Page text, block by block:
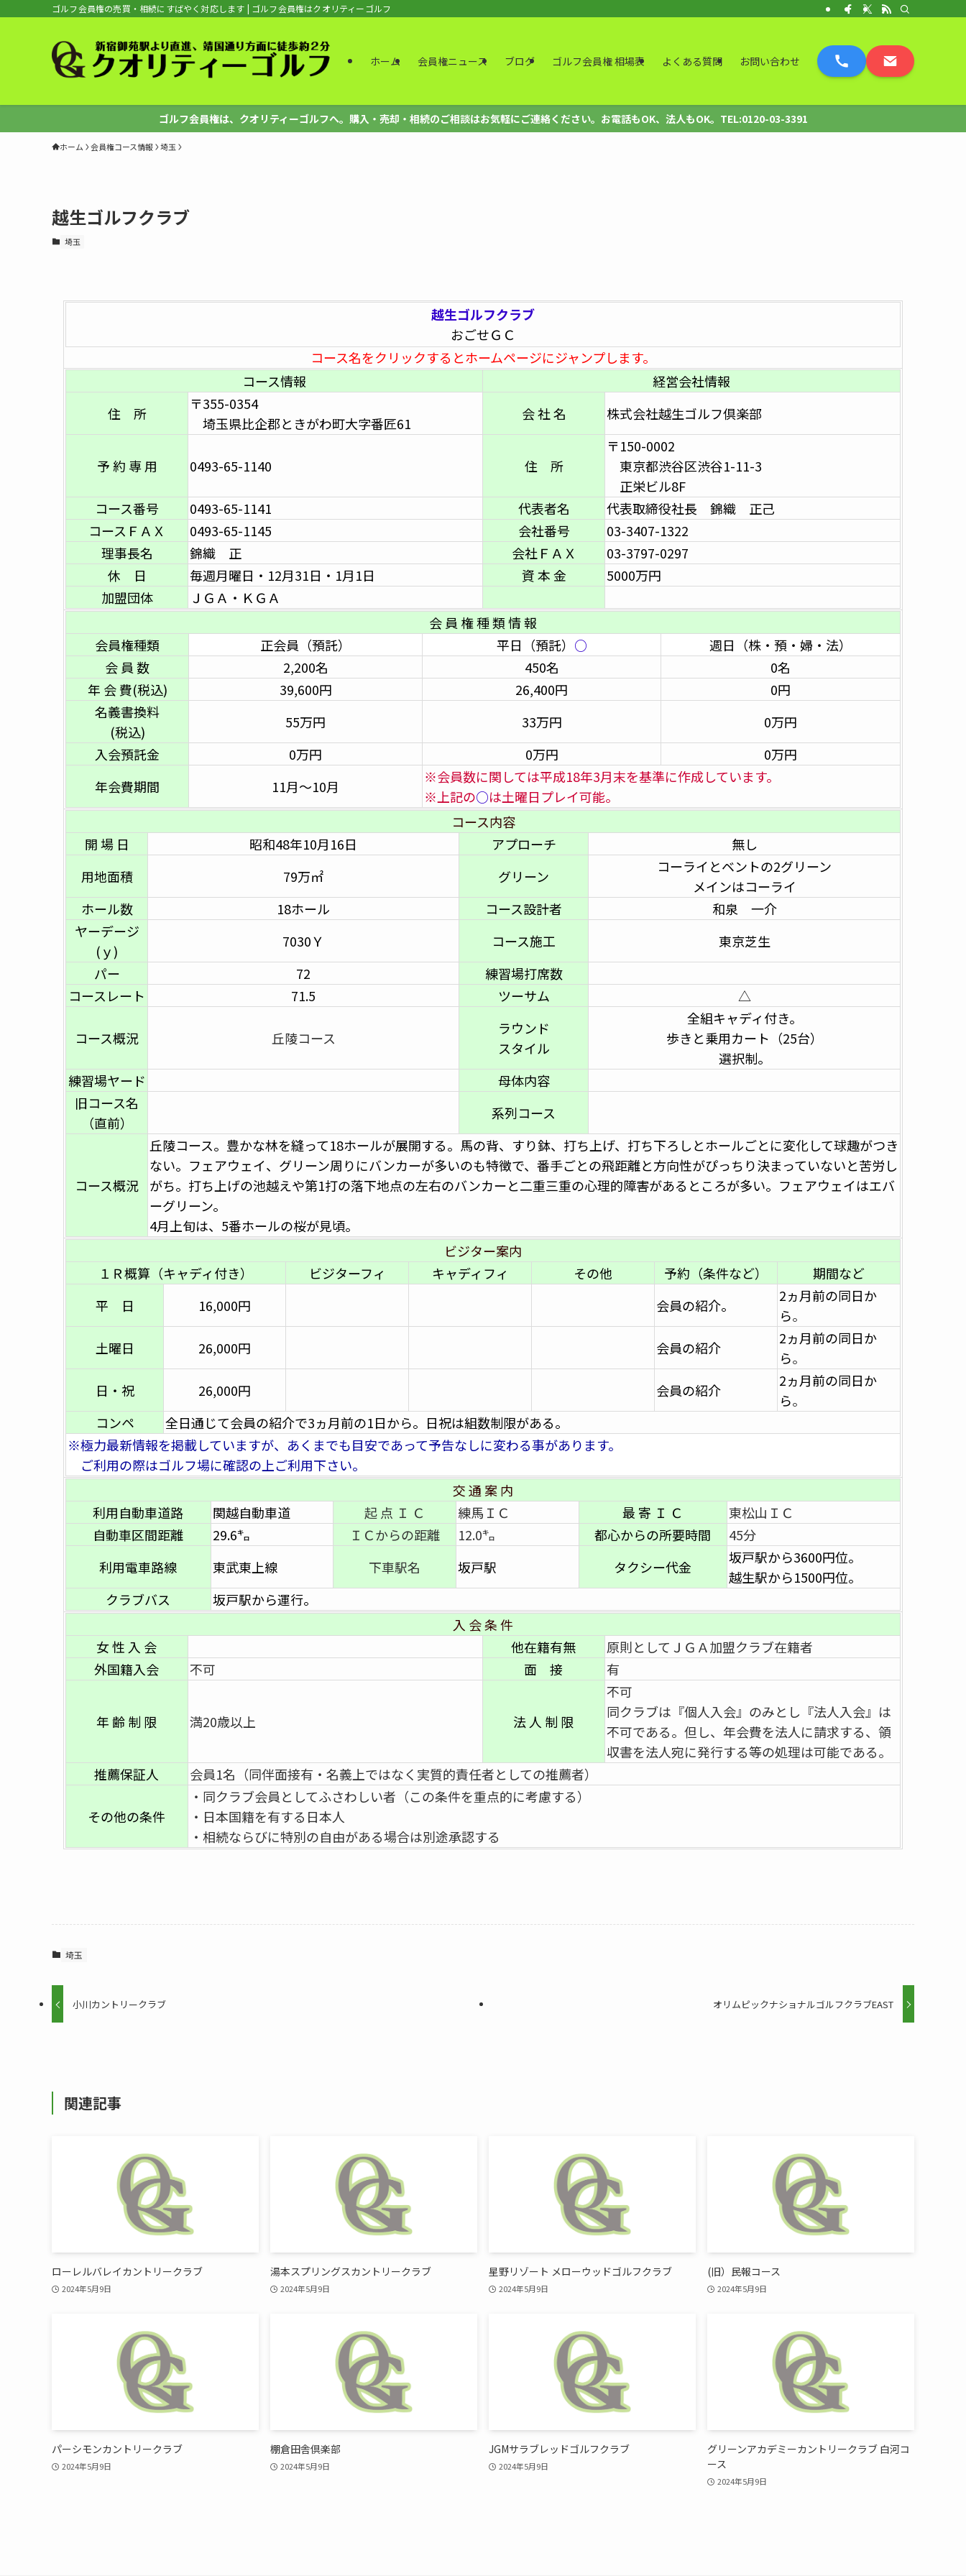
ゴルフ会員権の売買・相続にすばやく対応します | ゴルフ会員権はクオリティーゴルフ
ホーム 会員権ニュース ブログ ゴルフ会員権 相場表 よくある質問 お問い合わせ
ゴルフ会員権は、クオリティーゴルフへ。購入・売却・相続のご相談はお気軽にご連絡ください。お電話もOK、法人もOK。TEL:0120-03-3391
ホーム 会員権コース情報 埼玉
越生ゴルフクラブ
埼玉
越生ゴルフクラブ
おごせＧＣ
コース名をクリックするとホームページにジャンプします。
コース情報
経営会社情報
住 所
〒355-0354
埼玉県比企郡ときがわ町大字番匠61
会 社 名 株式会社越生ゴルフ倶楽部
予 約 専 用 0493-65-1140 住 所
〒150-0002
東京都渋谷区渋谷1-11-3
正栄ビル8F
コース番号
0493-65-1141 代表者名
代表取締役社長 錦織 正己
コースＦＡＸ
0493-65-1145 会社番号
03-3407-1322
理事長名
錦織 正 会社ＦＡＸ
03-3797-0297
休 日
毎週月曜日・12月31日・1月1日 資 本 金
5000万円
加盟団体
ＪＧＡ・ＫＧＡ
会 員 権 種 類 情 報
会員権種類
正会員（預託） 平日（預託） ○
週日（株・預・婦・法）
会 員 数
2,200名 450名
0名
年 会 費(税込)
39,600円 26,400円
0円
名義書換料
(税込)
55万円 33万円
0万円
入会預託金
0万円 0万円
0万円
年会費期間
11月～10月
※会員数に関しては平成18年3月末を基準に作成しています。
※上記の○は土曜日プレイ可能。
コース内容
開 場 日
昭和48年10月16日 アプローチ
無し
用地面積
79万㎡ グリーン
コーライとベントの2グリーン
メインはコーライ
ホール数
18ホール コース設計者
和泉 一介
ヤーデージ
(ｙ)
7030Ｙ コース施工
東京芝生
パー
72
練習場打席数
コースレート
71.5 ツーサム △
コース概況 丘陵コース
ラウンド
スタイル
全組キャディ付き。
歩きと乗用カート（25台）
選択制。
練習場ヤード
母体内容
旧コース名
（直前）
系列コース
コース概況
丘陵コース。豊かな林を縫って18ホールが展開する。馬の背、すり鉢、打ち上げ、打ち下ろしとホールごとに変化して球趣がつき
ない。フェアウェイ、グリーン周りにバンカーが多いのも特徴で、番手ごとの飛距離と方向性がぴっちり決まっていないと苦労し
がち。打ち上げの池越えや第1打の落下地点の左右のバンカーと二重三重の心理的障害があるところが多い。フェアウェイはエバ
ーグリーン。
4月上旬は、5番ホールの桜が見頃。
ビジター案内
１Ｒ概算（キャディ付き）
ビジターフィ キャディフィ その他 予約（条件など）
期間など
平 日
16,000円 会員の紹介。
2ヵ月前の同日か
ら。
土曜日
26,000円 会員の紹介
2ヵ月前の同日か
ら。
日・祝
26,000円 会員の紹介
2ヵ月前の同日か
ら。
コンペ
全日通じて会員の紹介で3ヵ月前の1日から。日祝は組数制限がある。
※極力最新情報を掲載していますが、あくまでも目安であって予告なしに変わる事があります。
ご利用の際はゴルフ場に確認の上ご利用下さい。
交 通 案 内
利用自動車道路
関越自動車道 起 点 Ｉ Ｃ 練馬ＩＣ 最 寄 Ｉ Ｃ
東松山ＩＣ
自動車区間距離
29.6㌔ ＩＣからの距離 12.0㌔ 都心からの所要時間
45分
利用電車路線
東武東上線 下車駅名 坂戸駅 タクシー代金
坂戸駅から3600円位。
越生駅から1500円位。
クラブバス
坂戸駅から運行。
入 会 条 件
女 性 入 会
他在籍有無
原則としてＪＧＡ加盟クラブ在籍者
外国籍入会
不可 面 接 有
年 齢 制 限 満20歳以上 法 人 制 限
不可
同クラブは『個人入会』のみとし『法人入会』は
不可である。但し、年会費を法人に請求する、領
収書を法人宛に発行する等の処理は可能である。
推薦保証人
会員1名（同伴面接有・名義上ではなく実質的責任者としての推薦者）
その他の条件
・同クラブ会員としてふさわしい者（この条件を重点的に考慮する）
・日本国籍を有する日本人
・相続ならびに特別の自由がある場合は別途承認する
埼玉
小川カントリークラブ オリムピックナショナルゴルフクラブEAST
関連記事
ローレルバレイカントリークラブ
2024年5月9日
湯本スプリングスカントリークラブ
2024年5月9日
星野リゾート メローウッドゴルフクラブ
2024年5月9日
(旧）民報コース
2024年5月9日
パーシモンカントリークラブ
2024年5月9日
棚倉田舎倶楽部
2024年5月9日
JGMサラブレッドゴルフクラブ
2024年5月9日
グリーンアカデミーカントリークラブ 白河コ
ース
2024年5月9日